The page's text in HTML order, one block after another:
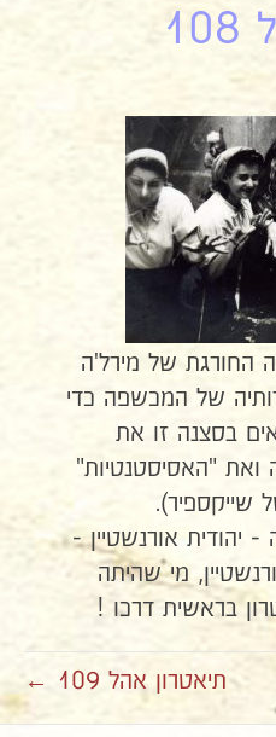
החורגת של מירל'ה
של המכשפה כדי
בסצנה זו את
"האסיסטנטיות"
שייקספיר).
יהודית אורנשטיין -
מי שהיתה
בראשית דרכו !
תיאטרון אהל 109 ←